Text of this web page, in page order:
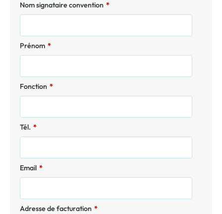
Nom signataire convention *
Prénom *
Fonction *
Tél. *
Email *
Adresse de facturation *